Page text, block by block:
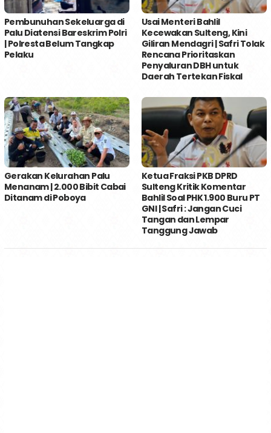
Pembunuhan Sekeluarga di
Palu Diatensi Bareskrim Polri
| Polresta Belum Tangkap
Pelaku
Usai Menteri Bahlil
Kecewakan Sulteng, Kini
Giliran Mendagri | Safri Tolak
Rencana Prioritaskan
Penyaluran DBH untuk
Daerah Tertekan Fiskal
Gerakan Kelurahan Palu
Menanam | 2.000 Bibit Cabai
Ditanam di Poboya
Ketua Fraksi PKB DPRD
Sulteng Kritik Komentar
Bahlil Soal PHK 1.900 Buru PT
GNI | Safri : Jangan Cuci
Tangan dan Lempar
Tanggung Jawab